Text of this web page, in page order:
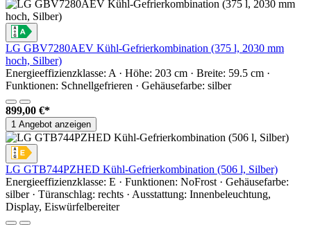
LG GBV7280AEV Kühl-Gefrierkombination (375 l, 2030 mm
hoch, Silber)
Energieeffizienzklasse: A · Höhe: 203 cm · Breite: 59.5 cm ·
Funktionen: Schnellgefrieren · Gehäusefarbe: silber
899,00 €*
1 Angebot anzeigen
LG GTB744PZHED Kühl-Gefrierkombination (506 l, Silber)
Energieeffizienzklasse: E · Funktionen: NoFrost · Gehäusefarbe:
silber · Türanschlag: rechts · Ausstattung: Innenbeleuchtung,
Display, Eiswürfelbereiter